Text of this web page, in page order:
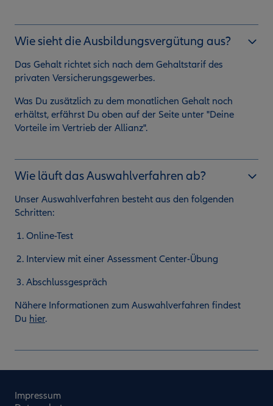
Wie sieht die Ausbildungsvergütung aus?
Das Gehalt richtet sich nach dem Gehaltstarif des
privaten Versicherungsgewerbes.
Was Du zusätzlich zu dem monatlichen Gehalt noch
erhältst, erfährst Du oben auf der Seite unter "Deine
Vorteile im Vertrieb der Allianz".
Wie läuft das Auswahlverfahren ab?
Unser Auswahlverfahren besteht aus den folgenden
Schritten:
Online-Test
Interview mit einer Assessment Center-Übung
Abschlussgespräch
Nähere Informationen zum Auswahlverfahren findest
Du hier.
Impressum